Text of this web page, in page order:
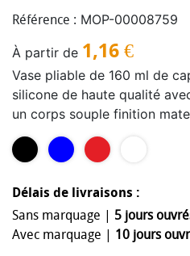
Référence : MOP-00008759
À partir de 1,16 €
Vase pliable de 160 ml de
silicone de haute qualité
un corps souple finition
pour un rangement
mousqueton en métal pour
Présenté dans un boîtier
Délais de livraisons :
Sans marquage | 5 jours
Avec marquage | 10 jours